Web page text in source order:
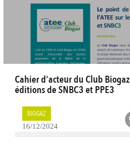
Cahier d'acteur du Club
éditions de SNBC3 et PPE3
BIOGAZ
16/12/2024